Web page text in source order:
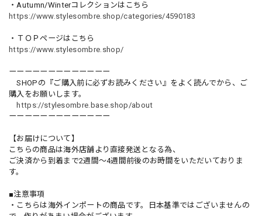
・Autumn/Winterコレクションはこちら
https://www.stylesombre.shop/categories/4590183
・ＴＯＰページはこちら
https://www.stylesombre.shop/
ーーーーーーーーーーーーー
SHOPの『ご購入前に必ずお読みください』をよく読んでから、ご
購入をお願いします。
https://stylesombre.base.shop/about
ーーーーーーーーーーーーー
【お届けについて】
こちらの商品は海外店舗より直接発送となる為、
ご決済から到着まで2週間〜4週間前後のお時間をいただいておりま
す。
■注意事項
・こちらは海外インポートの商品です。日本基準ではございませんの